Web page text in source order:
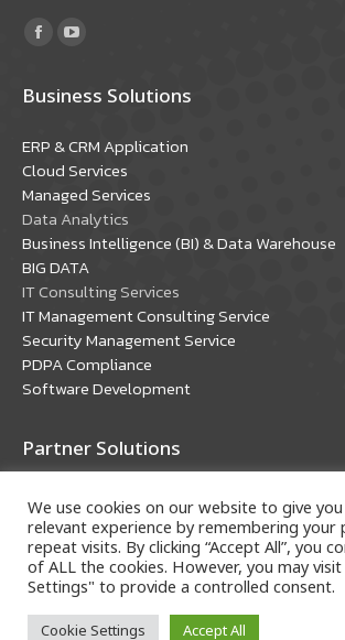
Find us on:
Facebook
opens
new
window
YouTube
opens
new
window
Business Solutions
ERP & CRM Application
Cloud Services
Managed Services
Data Analytics
Business Intelligence (BI) & Data Warehouse
BIG DATA
IT Consulting Services
IT Management Consulting Service
Security Management Service
PDPA Compliance
Software Development
Partner Solutions
Oracle Solutions
Microsoft Solutions
We use cookies on our website to give
relevant experience by remembering your
repeat visits. By clicking “Accept All”, you
of ALL the cookies. However, you may
Settings" to provide a controlled consent.
Cookie Settings Accept All